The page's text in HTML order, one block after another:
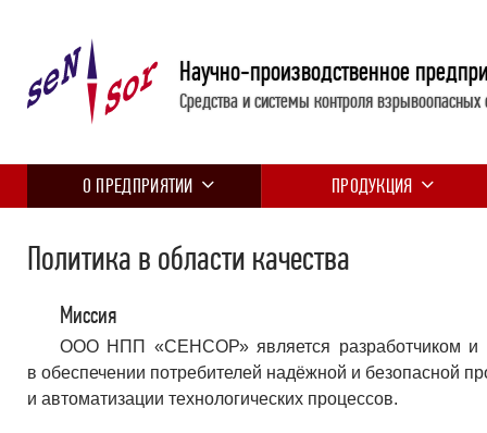
Научно-производственное
Средства и системы контроля взрывоопасных
О ПРЕДПРИЯТИИ ПРОДУКЦИЯ
Политика в области качества
Миссия
ООО НПП «СЕНСОР» является разработчиком и
в обеспечении потребителей надёжной и безопасной
и автоматизации технологических процессов.